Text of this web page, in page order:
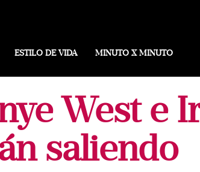
ESTILO DE VIDA MINUTO X MINUTO
West e
saliendo